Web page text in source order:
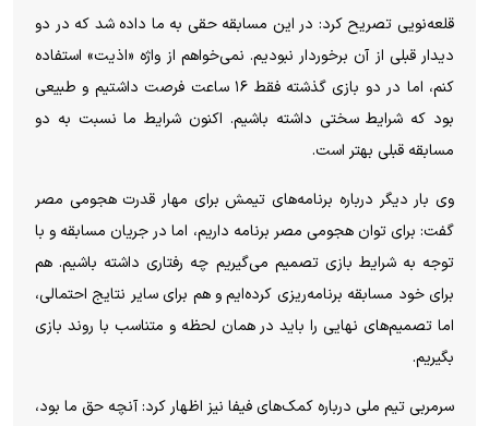
قلعه‌نویی تصریح کرد: در این مسابقه حقی به ما داده شد که در دو
دیدار قبلی از آن برخوردار نبودیم. نمی‌خواهم از واژه «اذیت» استفاده
کنم، اما در دو بازی گذشته فقط ۱۶ ساعت فرصت داشتیم و طبیعی
بود که شرایط سختی داشته باشیم. اکنون شرایط ما نسبت به دو
مسابقه قبلی بهتر است.
وی بار دیگر درباره برنامه‌های تیمش برای مهار قدرت هجومی مصر
گفت: برای توان هجومی مصر برنامه داریم، اما در جریان مسابقه و با
توجه به شرایط بازی تصمیم می‌گیریم چه رفتاری داشته باشیم. هم
برای خود مسابقه برنامه‌ریزی کرده‌ایم و هم برای سایر نتایج احتمالی،
اما تصمیم‌های نهایی را باید در همان لحظه و متناسب با روند بازی
بگیریم.
سرمربی تیم ملی درباره کمک‌های فیفا نیز اظهار کرد: آنچه حق ما بود،